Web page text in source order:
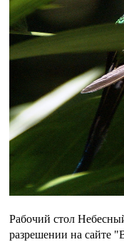
Рабочий стол
разрешении на сайте